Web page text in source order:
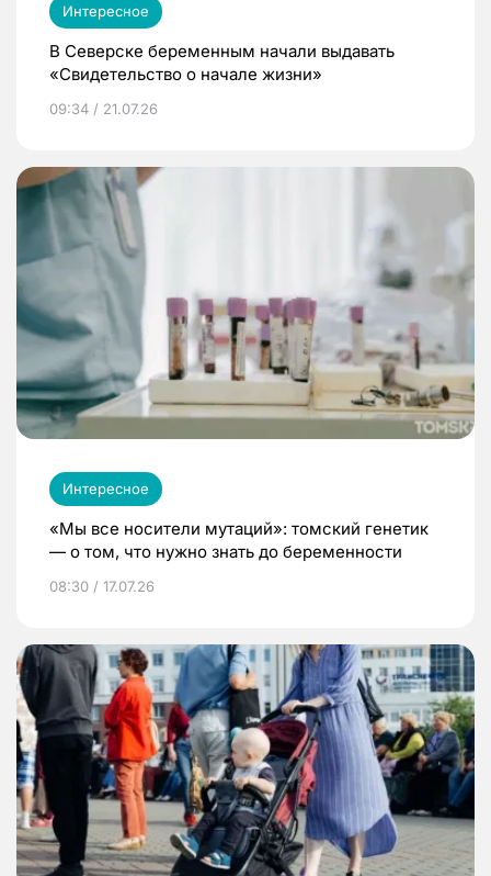
Интересное
В Северске беременным начали выдавать
«Свидетельство о начале жизни»
09:34 / 21.07.26
Интересное
«Мы все носители мутаций»: томский генетик
— о том, что нужно знать до беременности
08:30 / 17.07.26